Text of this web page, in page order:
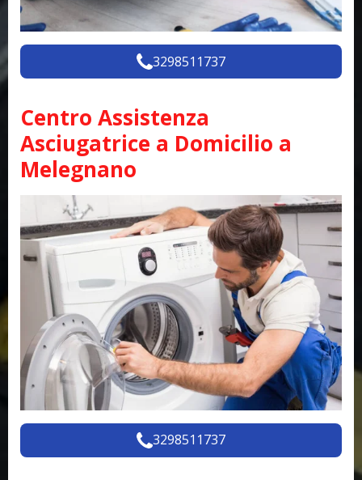
3298511737
Centro Assistenza
Asciugatrice a Domicilio a
Melegnano
3298511737